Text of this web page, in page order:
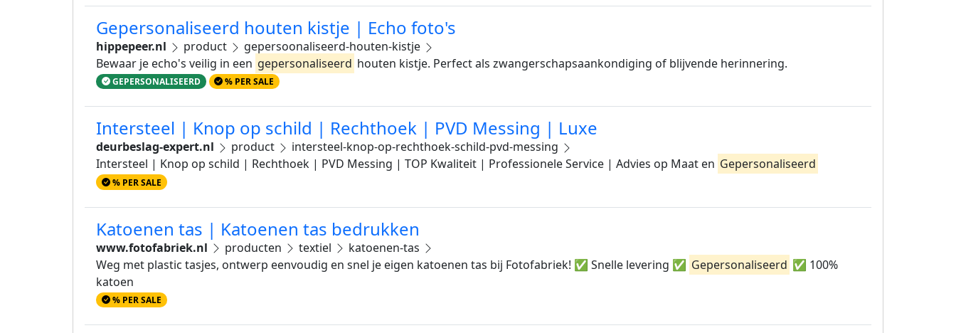
Gepersonaliseerd houten kistje | Echo foto's
hippepeer.nl product
gepersoonaliseerd-houten-kistje
Bewaar je echo's veilig in een gepersonaliseerd houten kistje. Perfect als zwangerschapsaankondiging of blijvende herinnering.
GEPERSONALISEERD % PER SALE
Intersteel | Knop op schild | Rechthoek | PVD Messing | Luxe
deurbeslag-expert.nl product
intersteel-knop-op-rechthoek-schild-pvd-messing
Intersteel | Knop op schild | Rechthoek | PVD Messing | TOP Kwaliteit | Professionele Service | Advies op Maat en Gepersonaliseerd
% PER SALE
Katoenen tas | Katoenen tas bedrukken
www.fotofabriek.nl producten textiel
katoenen-tas
Weg met plastic tasjes, ontwerp eenvoudig en snel je eigen katoenen tas bij Fotofabriek! ✅ Snelle levering ✅ Gepersonaliseerd ✅ 100%
katoen
% PER SALE